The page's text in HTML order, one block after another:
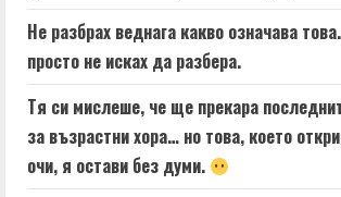
Не разбрах веднага какво означава
просто не исках да разбера.
Тя си мислеше, че ще прекара
за възрастни хора… но това, което
очи, я остави без думи.